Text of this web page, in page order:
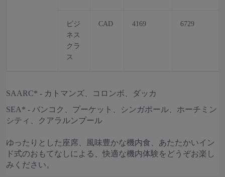
ビジ
ネス
クラ
ス
CAD 4169 6729
SAARC* - カトマンズ、コロンボ、ダッカ
SEA* - バンコク、プーケット、シンガポール、ホーチミン
シティ、クアラルンプール
ゆったりとした座席、風味豊かな機内食、あたたかいイン
ド式のおもてなしによる、快適な機内体験をどうぞお楽し
みください。